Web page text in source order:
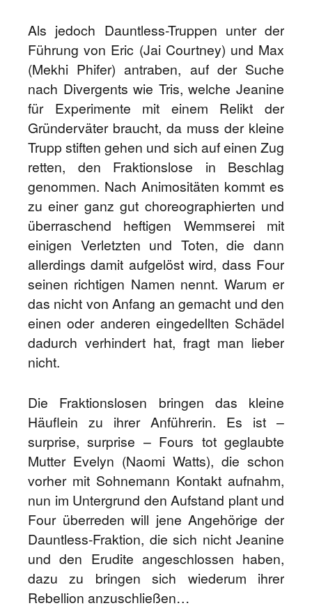
Als jedoch Dauntless-Truppen unter der
Führung von Eric (Jai Courtney) und Max
(Mekhi Phifer) antraben, auf der Suche
nach Divergents wie Tris, welche Jeanine
für Experimente mit einem Relikt der
Gründerväter braucht, da muss der kleine
Trupp stiften gehen und sich auf einen Zug
retten, den Fraktionslose in Beschlag
genommen. Nach Animositäten kommt es
zu einer ganz gut choreographierten und
überraschend heftigen Wemmserei mit
einigen Verletzten und Toten, die dann
allerdings damit aufgelöst wird, dass Four
seinen richtigen Namen nennt. Warum er
das nicht von Anfang an gemacht und den
einen oder anderen eingedellten Schädel
dadurch verhindert hat, fragt man lieber
nicht.
Die Fraktionslosen bringen das kleine
Häuflein zu ihrer Anführerin. Es ist –
surprise, surprise – Fours tot geglaubte
Mutter Evelyn (Naomi Watts), die schon
vorher mit Sohnemann Kontakt aufnahm,
nun im Untergrund den Aufstand plant und
Four überreden will jene Angehörige der
Dauntless-Fraktion, die sich nicht Jeanine
und den Erudite angeschlossen haben,
dazu zu bringen sich wiederum ihrer
Rebellion anzuschließen…